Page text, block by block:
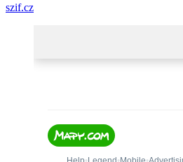
szif.cz